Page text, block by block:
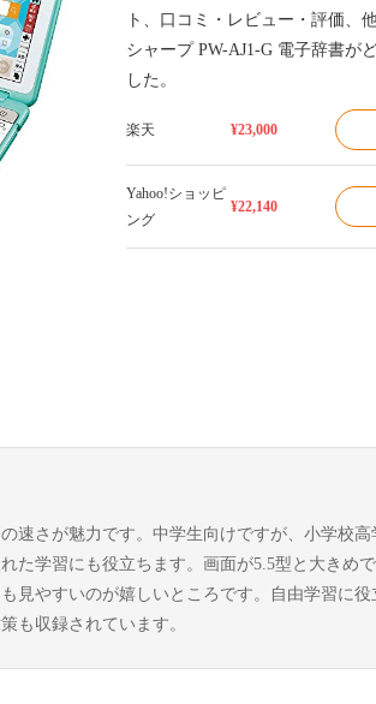
ト、口コミ・レビュー・評価、
シャープ PW-AJ1-G 電子辞書が
した。
楽天 ¥23,000
Yahoo!ショッピ
ング
¥22,140
速さが魅力です。中学生向けですが、小学校
た学習にも役立ちます。画面が5.5型と大きめ
見やすいのが嬉しいところです。自由学習に
も収録されています。